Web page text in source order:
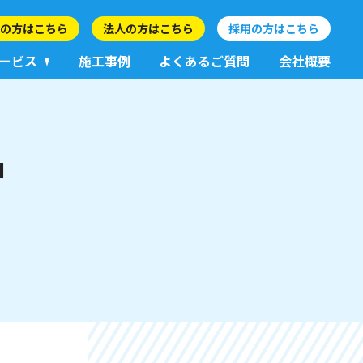
方はこちら 法人の方はこちら 採用の方はこちら
ビス 施工事例 よくあるご質問 会社概要